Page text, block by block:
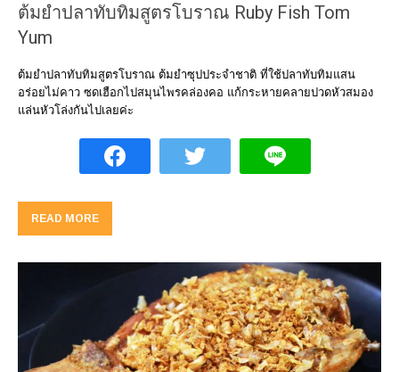
ต้มยำปลาทับทิมสูตรโบราณ Ruby Fish Tom
Yum
ต้มยำปลาทับทิมสูตรโบราณ ต้มยำซุปประจำชาติ ที่ใช้ปลาทับทิมแสน
อร่อยไม่คาว ซดเฮือกไปสมุนไพรคล่องคอ แก้กระหายคลายปวดหัวสมอง
แล่นหัวโล่งกันไปเลยค่ะ
READ MORE